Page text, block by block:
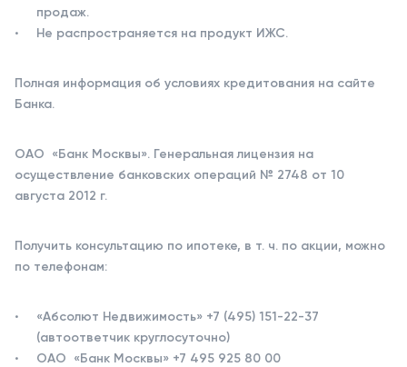
продаж.
Не распространяется на продукт ИЖС.
Полная информация об условиях кредитования на сайте
Банка.
ОАО «Банк Москвы». Генеральная лицензия на
осуществление банковских операций № 2748 от 10
августа 2012 г.
Получить консультацию по ипотеке, в т. ч. по акции, можно
по телефонам:
«Абсолют Недвижимость» +7 (495) 151-22-37
(автоответчик круглосуточно)
ОАО «Банк Москвы» +7 495 925 80 00